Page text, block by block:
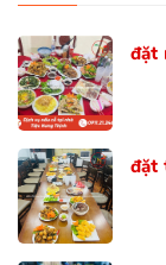
đặt
đặt